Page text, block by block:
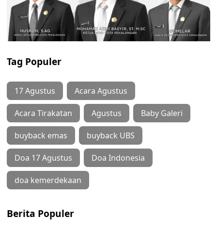
Tag Populer
17 Agustus Acara Agustus
Acara Tirakatan Agustus Baby Galeri
buyback emas buyback UBS
Doa 17 Agustus Doa Indonesia
doa kemerdekaan
Berita Populer